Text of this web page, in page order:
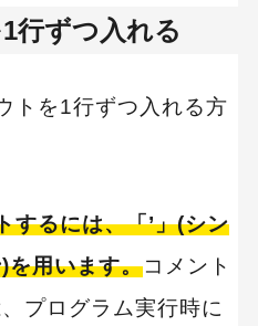
行ずつ入れる
トを1行ずつ入れる方
するには、「’」(シン
を用います。コメント
プログラム実行時に